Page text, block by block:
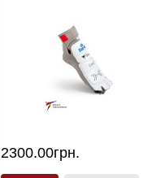
2300.00грн.